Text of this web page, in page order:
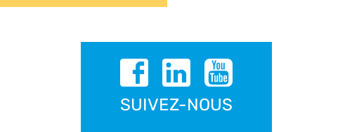
SUIVEZ-NOUS